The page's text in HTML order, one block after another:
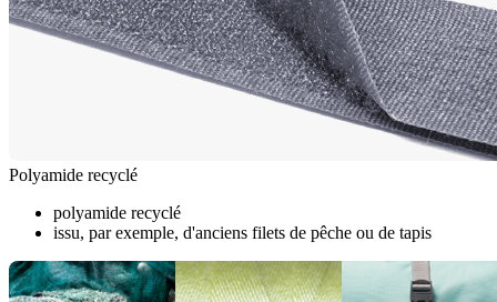
Polyamide recyclé
polyamide recyclé
issu, par exemple, d'anciens filets de pêche ou de tapis